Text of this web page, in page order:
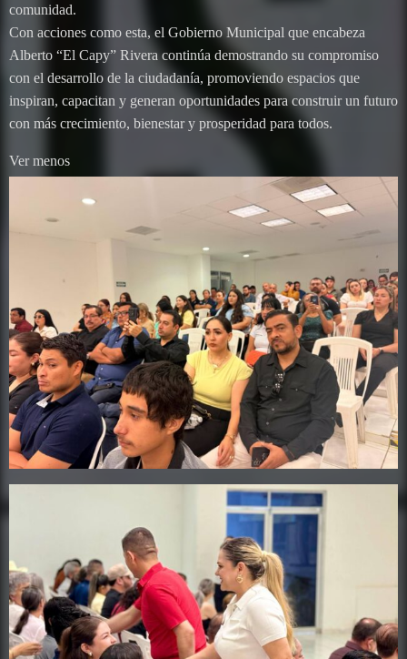
comunidad.
Con acciones como esta, el Gobierno Municipal que encabeza
Alberto “El Capy” Rivera continúa demostrando su compromiso
con el desarrollo de la ciudadanía, promoviendo espacios que
inspiran, capacitan y generan oportunidades para construir un futuro
con más crecimiento, bienestar y prosperidad para todos.
Ver menos